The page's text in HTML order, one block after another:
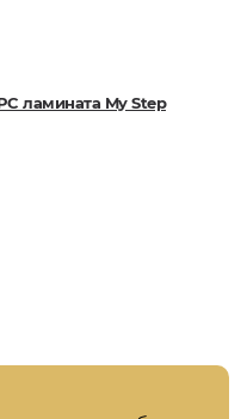
ламината My Step